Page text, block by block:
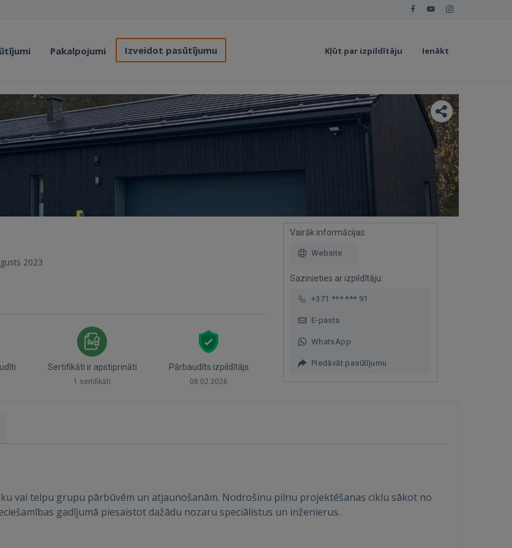
Pakalpojumi Izveidot pasūtījumu Kļūt par izpildītāju Ienākt
2023
Sertifikāti ir apstiprināti
1 sertifikāti
Pārbaudīts izpildītājs
08.02.2026
Vairāk informācijas:
Website
Sazinieties ar izpildītāju:
+371 *** *** 91
E-pasts
WhatsApp
Piedāvāt pasūtījumu
vai telpu grupu pārbūvēm un atjaunošanām. Nodrošinu pilnu projektēšanas ciklu sākot no
gadījumā piesaistot dažādu nozaru speciālistus un inženierus.